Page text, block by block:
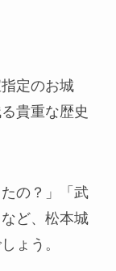
定のお城
貴重な歴史
の？」「武
ど、松本城
ょう。